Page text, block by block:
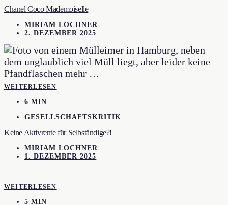
Chanel Coco Mademoiselle
MIRIAM LOCHNER
2. DEZEMBER 2025
WEITERLESEN
6 MIN
GESELLSCHAFTSKRITIK
Keine Aktivrente für Selbständige?!
MIRIAM LOCHNER
1. DEZEMBER 2025
WEITERLESEN
5 MIN